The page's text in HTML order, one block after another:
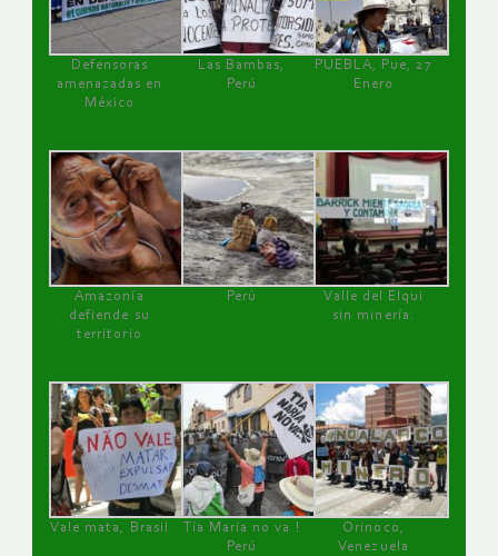
Defensoras
amenazadas en
México
Las Bambas,
Perú
PUEBLA, Pue, 27
Enero
Amazonía
defiende su
territorio
Perú
Valle del Elqui
sin minería.
Vale mata, Brasil
Tía María no va !
Perú
Orinoco,
Venezuela